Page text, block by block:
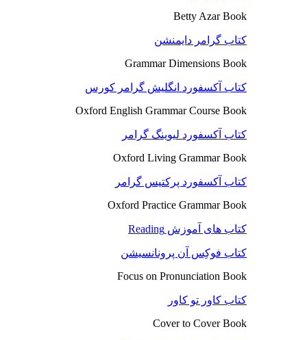
Betty Azar Book
کتاب گرامر دایمنشن
Grammar Dimensions Book
کتاب آکسفورد انگلیش گرامر کورس
Oxford English Grammar Course Book
کتاب آکسفورد لیوینگ گرامر
Oxford Living Grammar Book
کتاب آکسفورد پرکتیس گرامر
Oxford Practice Grammar Book
کتاب های آموزش Reading
کتاب فوکِس آن پرونانسیشن
Focus on Pronunciation Book
کتاب کاور تو کاور
Cover to Cover Book